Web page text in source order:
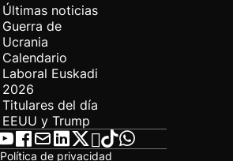
Últimas noticias
Guerra de
Ucrania
Calendario
Laboral Euskadi
2026
Titulares del día
EEUU y Trump
Política de privacidad